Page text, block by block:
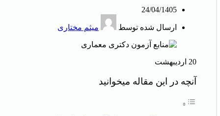
24/04/1405
ارسال شده توسط میثم مختاری
20 اردیبهشت
آنچه در این مقاله میخوانید